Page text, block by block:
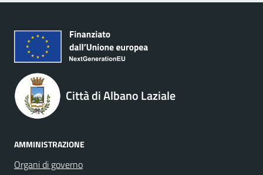
Città di Albano Laziale
AMMINISTRAZIONE
Organi di governo